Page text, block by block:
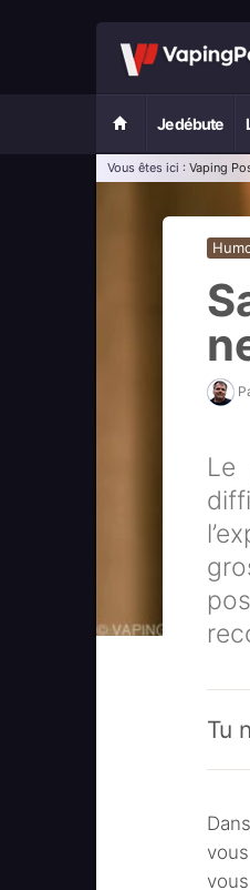
Je débute
Vous êtes ici : Vaping
Le
Tu